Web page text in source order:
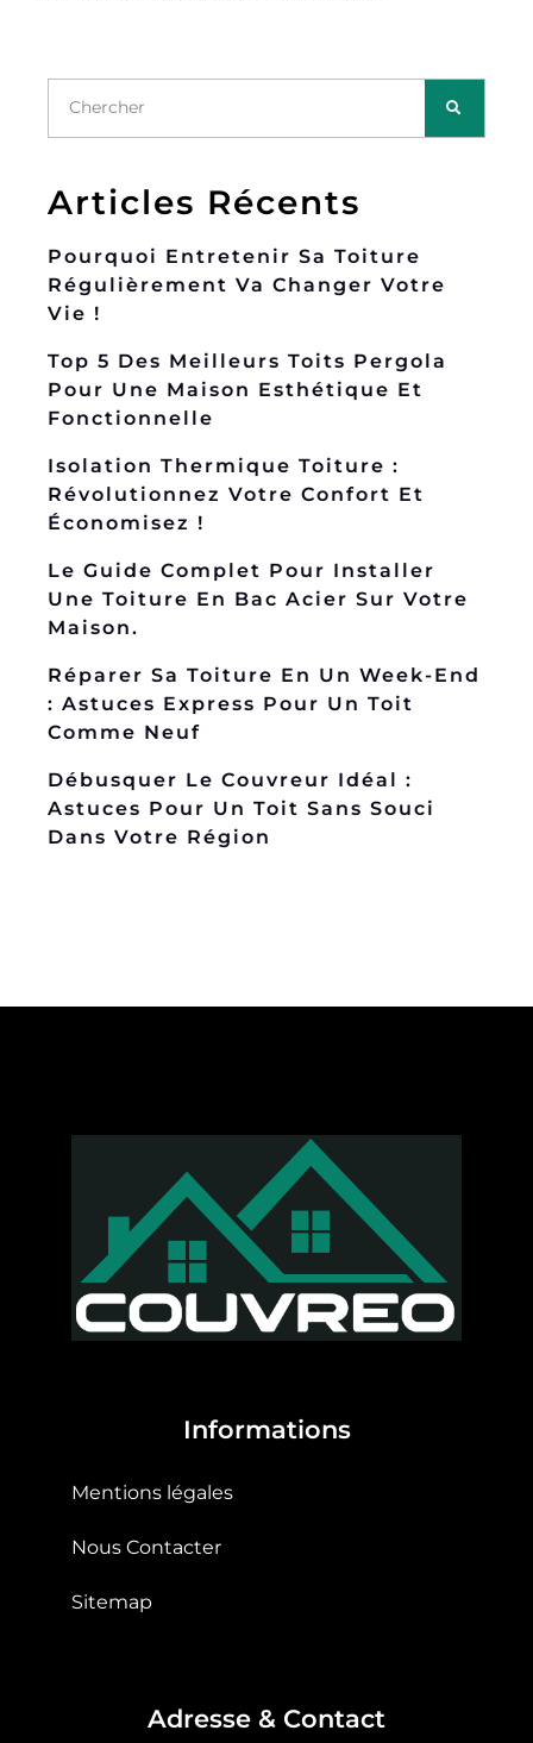
Articles Récents
Pourquoi Entretenir Sa Toiture
Régulièrement Va Changer Votre
Vie !
Top 5 Des Meilleurs Toits Pergola
Pour Une Maison Esthétique Et
Fonctionnelle
Isolation Thermique Toiture :
Révolutionnez Votre Confort Et
Économisez !
Le Guide Complet Pour Installer
Une Toiture En Bac Acier Sur Votre
Maison.
Réparer Sa Toiture En Un Week-End
: Astuces Express Pour Un Toit
Comme Neuf
Débusquer Le Couvreur Idéal :
Astuces Pour Un Toit Sans Souci
Dans Votre Région
Informations
Mentions légales
Nous Contacter
Sitemap
Adresse & Contact